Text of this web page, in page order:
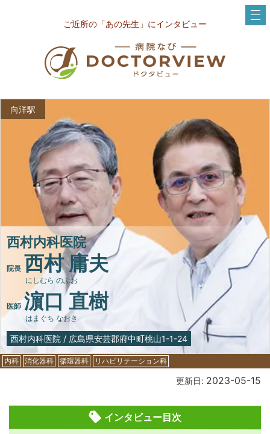
ご近所の「あの先生」にインタビュー
向洋駅
西村内科医院
院長 西村 庸夫
にしむら のぶお
医師 濵口 直樹
はまぐち なおき
西村内科医院 / 広島県安芸郡府中町桃山1-1-24
内科 消化器科 循環器科 リハビリテーション科
更新日: 2023-05-15
インタビュー目次